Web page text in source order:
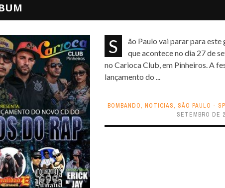
São Paulo vai parar para este grande espetáculo
que acontece no dia 27 de
no Carioca Club, em Pinheiros. A
lançamento do ...
BOMBANDO, NOTICIAS, SÃO PAULO - SP
SETEMBRO DE